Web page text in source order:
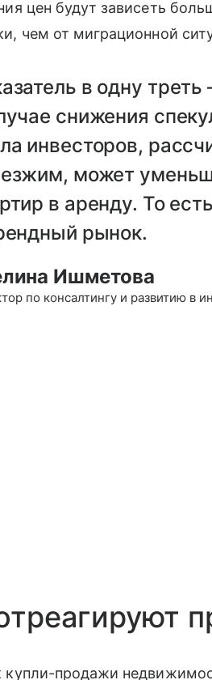
цен будут зависеть
чем от миграционной
в одну
снижения
инвесторов,
может
в аренду. То
рынок.
Ишметова
по консалтингу и развитию в
продажи